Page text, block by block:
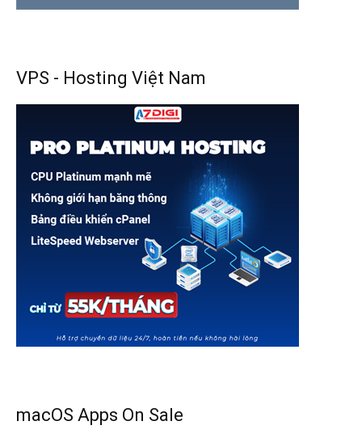
VPS - Hosting Việt Nam
macOS Apps On Sale